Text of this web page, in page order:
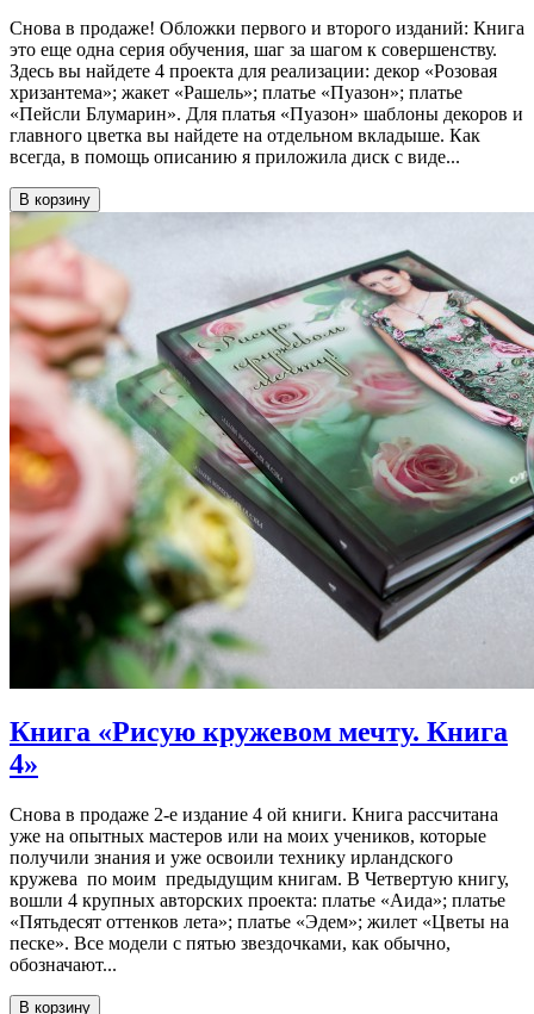
Снова в продаже! Обложки первого и второго изданий: Книга
это еще одна серия обучения, шаг за шагом к совершенству.
Здесь вы найдете 4 проекта для реализации: декор «Розовая
хризантема»; жакет «Рашель»; платье «Пуазон»; платье
«Пейсли Блумарин». Для платья «Пуазон» шаблоны декоров и
главного цветка вы найдете на отдельном вкладыше. Как
всегда, в помощь описанию я приложила диск с виде...
В корзину
Книга «Рисую кружевом мечту. Книга
4»
Снова в продаже 2-е издание 4 ой книги. Книга рассчитана
уже на опытных мастеров или на моих учеников, которые
получили знания и уже освоили технику ирландского
кружева по моим предыдущим книгам. В Четвертую книгу,
вошли 4 крупных авторских проекта: платье «Аида»; платье
«Пятьдесят оттенков лета»; платье «Эдем»; жилет «Цветы на
песке». Все модели с пятью звездочками, как обычно,
обозначают...
В корзину